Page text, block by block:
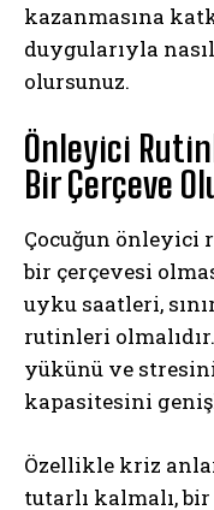
kazanmasına
duygularıyla
olursunuz.
Önleyici
Bir Çerçeve
Çocuğun önleyici
bir çerçevesi
uyku saatleri,
rutinleri
yükünü ve
kapasitesini
Özellikle kriz
tutarlı kalmalı,